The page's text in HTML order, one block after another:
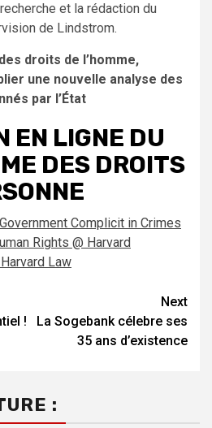
et la rédaction du
de Lindstrom.
droits de l’homme,
une nouvelle analyse des
par l’État
EN LIGNE DU
DES DROITS
Complicit in Crimes
Rights @ Harvard
Law
!
Next
La Sogebank célebre ses
35 ans d’existence
: